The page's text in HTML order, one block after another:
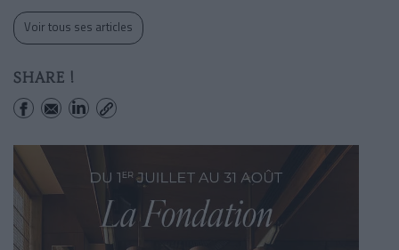
Voir tous ses articles
SHARE !